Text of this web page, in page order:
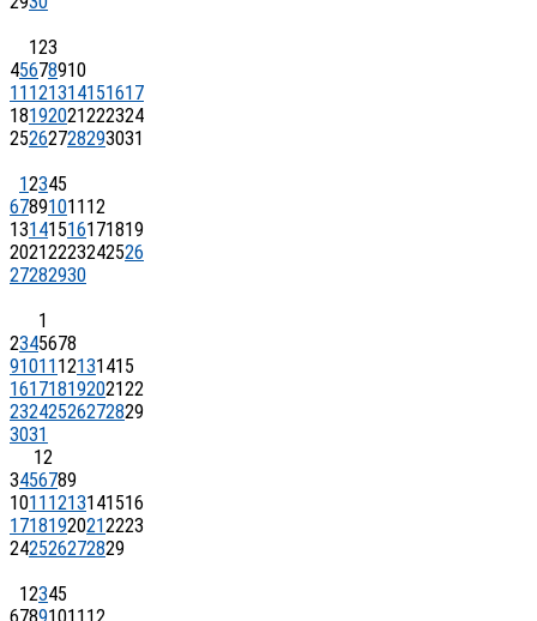
123
45678910
11121314151617
18192021222324
25262728293031
12345
6789101112
13141516171819
20212223242526
27282930
1
2345678
9101112131415
16171819202122
23242526272829
3031
12
3456789
10111213141516
17181920212223
242526272829
12345